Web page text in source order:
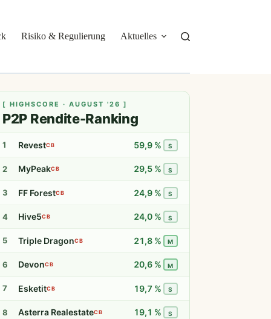
Risiko & Regulierung Aktuelles
[ HIGHSCORE · AUGUST '26 ]
P2P Rendite-Ranking
1 RevestCB 59,9 % S
2 MyPeakCB 29,5 % S
3 FF ForestCB 24,9 % S
4 Hive5CB 24,0 % S
5 Triple DragonCB 21,8 % M
6 DevonCB 20,6 % M
7 EsketitCB 19,7 % S
8 Asterra RealestateCB 19,1 % S